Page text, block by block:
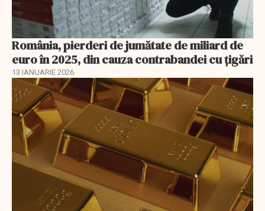
România, pierderi de jumătate de miliard de
euro în 2025, din cauza contrabandei cu ţigări
13 IANUARIE 2026